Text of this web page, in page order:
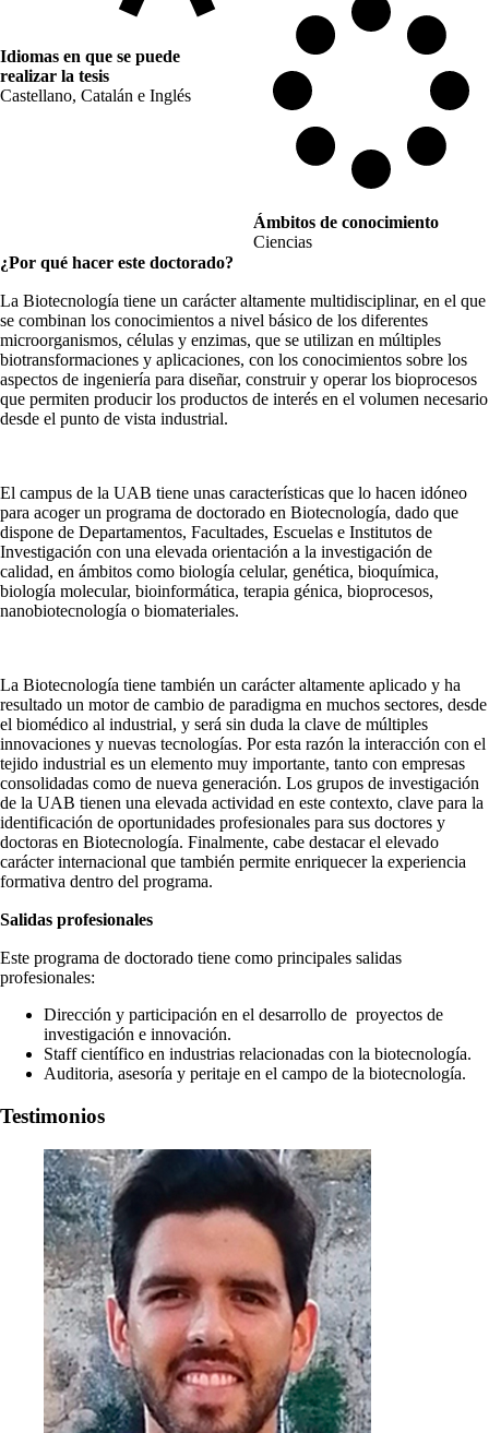
Idiomas en que se puede
realizar la tesis
Castellano, Catalán e Inglés
Ámbitos de conocimiento
Ciencias
¿Por qué hacer este doctorado?
La Biotecnología tiene un carácter altamente multidisciplinar, en el que
se combinan los conocimientos a nivel básico de los diferentes
microorganismos, células y enzimas, que se utilizan en múltiples
biotransformaciones y aplicaciones, con los conocimientos sobre los
aspectos de ingeniería para diseñar, construir y operar los bioprocesos
que permiten producir los productos de interés en el volumen necesario
desde el punto de vista industrial.
El campus de la UAB tiene unas características que lo hacen idóneo
para acoger un programa de doctorado en Biotecnología, dado que
dispone de Departamentos, Facultades, Escuelas e Institutos de
Investigación con una elevada orientación a la investigación de
calidad, en ámbitos como biología celular, genética, bioquímica,
biología molecular, bioinformática, terapia génica, bioprocesos,
nanobiotecnología o biomateriales.
La Biotecnología tiene también un carácter altamente aplicado y ha
resultado un motor de cambio de paradigma en muchos sectores, desde
el biomédico al industrial, y será sin duda la clave de múltiples
innovaciones y nuevas tecnologías. Por esta razón la interacción con el
tejido industrial es un elemento muy importante, tanto con empresas
consolidadas como de nueva generación. Los grupos de investigación
de la UAB tienen una elevada actividad en este contexto, clave para la
identificación de oportunidades profesionales para sus doctores y
doctoras en Biotecnología. Finalmente, cabe destacar el elevado
carácter internacional que también permite enriquecer la experiencia
formativa dentro del programa.
Salidas profesionales
Este programa de doctorado tiene como principales salidas
profesionales:
Dirección y participación en el desarrollo de proyectos de
investigación e innovación.
Staff científico en industrias relacionadas con la biotecnología.
Auditoria, asesoría y peritaje en el campo de la biotecnología.
Testimonios